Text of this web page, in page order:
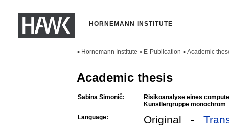
HORNEMANN INSTITUTE
> Hornemann Institute > E-Publication > Academic
Academic thesis
Sabina Simonič:
Risikoanalyse eines
Künstlergruppe monochrom
Language:
Original -